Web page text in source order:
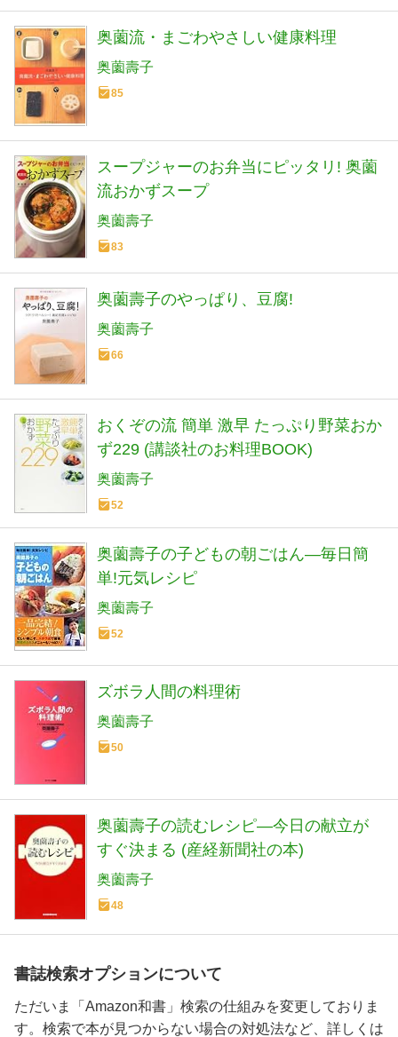
奥薗流・まごわやさしい健康料理
奥薗壽子
85
スープジャーのお弁当にピッタリ! 奥薗
流おかずスープ
奥薗壽子
83
奥薗壽子のやっぱり、豆腐!
奥薗壽子
66
おくぞの流 簡単 激早 たっぷり野菜おか
ず229 (講談社のお料理BOOK)
奥薗壽子
52
奥薗壽子の子どもの朝ごはん―毎日簡
単!元気レシピ
奥薗壽子
52
ズボラ人間の料理術
奥薗壽子
50
奥薗壽子の読むレシピ―今日の献立が
すぐ決まる (産経新聞社の本)
奥薗壽子
48
書誌検索オプションについて
ただいま「Amazon和書」検索の仕組みを変更しておりま
す。検索で本が見つからない場合の対処法など、詳しくは